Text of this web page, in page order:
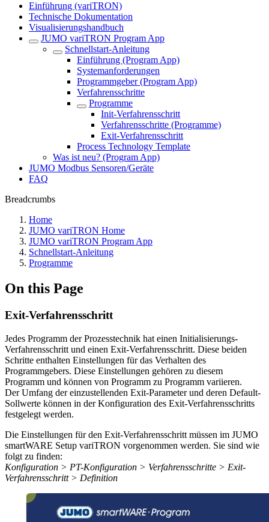
Einführung (variTRON)
Technische Dokumentation
Visualisierungshandbuch
JUMO variTRON Program App
Schnellstart-Anleitung
Einführung (Program App)
Systemanforderungen
Programmgeber (Program App)
Verfahrensschritte
Programme
Init-Verfahrensschritt
Verfahrensschritte (Programme)
Exit-Verfahrensschritt
Process Technology Template
Was ist neu? (Program App)
JUMO Modbus Sensoren/Geräte
FAQ
Breadcrumbs
Home
JUMO variTRON Home
JUMO variTRON Program App
Schnellstart-Anleitung
Programme
On this Page
Exit-Verfahrensschritt
Jedes Programm der Prozesstechnik hat einen Initialisierungs-
Verfahrensschritt und einen Exit-Verfahrensschritt. Diese beiden
Schritte enthalten Einstellungen für das Verhalten des
Programmgebers. Diese Einstellungen gehören zu diesem
Programm und können von Programm zu Programm variieren.
Der Umfang der einzustellenden Exit-Parameter und deren Default-
Sollwerte können in der Konfiguration des Exit-Verfahrensschritts
festgelegt werden.
Die Einstellungen für den Exit-Verfahrensschritt müssen im JUMO
smartWARE Setup variTRON vorgenommen werden. Sie sind wie
folgt zu finden:
Konfiguration > PT-Konfiguration > Verfahrensschritte > Exit-
Verfahrensschritt > Definition